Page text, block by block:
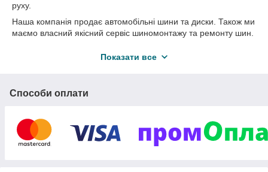
руху.
Наша компанія продає автомобільні шини та диски. Також ми
маємо власний якісний сервіс шиномонтажу та ремонту шин.
нас вони на 5% нижчі за ринкові. Висока якість
Зробити замовлення можна на сайті або за телефоном 044-
331-51-71.
замовлення. Отримуйте свій товар у будь-якому куточку
України, оплачуючи його на місці.
Показати все
Способи оплати